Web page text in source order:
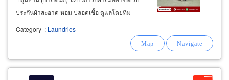
ประกันผ้าสะอาด หอม ปลอดเชื้อ ดูแลโดยทีม
ปลอกหมอน ผ้าห่มนวม ไส้นวม ปลอกผ้านวม ผ้า
รองกันเปื้อน ขจัดกลิ่นและคราบไม่พึงประสงค์
Category : Laundries